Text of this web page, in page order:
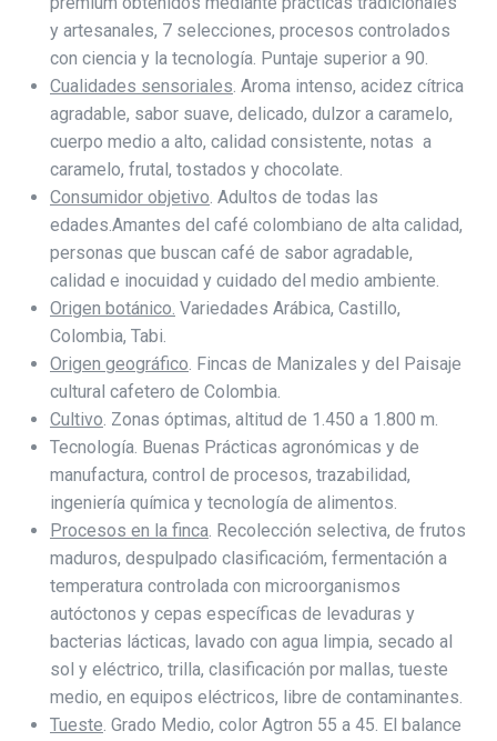
y artesanales, 7 selecciones, procesos controlados
con ciencia y la tecnología. Puntaje superior a 90.
Cualidades sensoriales. Aroma intenso, acidez cítrica
agradable, sabor suave, delicado, dulzor a caramelo,
cuerpo medio a alto, calidad consistente, notas a
caramelo, frutal, tostados y chocolate.
Consumidor objetivo. Adultos de todas las
edades.Amantes del café colombiano de alta calidad,
personas que buscan café de sabor agradable,
calidad e inocuidad y cuidado del medio ambiente.
Origen botánico. Variedades Arábica, Castillo,
Colombia, Tabi.
Origen geográfico. Fincas de Manizales y del Paisaje
cultural cafetero de Colombia.
Cultivo. Zonas óptimas, altitud de 1.450 a 1.800 m.
Tecnología. Buenas Prácticas agronómicas y de
manufactura, control de procesos, trazabilidad,
ingeniería química y tecnología de alimentos.
Procesos en la finca. Recolección selectiva, de frutos
maduros, despulpado clasificacióm, fermentación a
temperatura controlada con microorganismos
autóctonos y cepas específicas de levaduras y
bacterias lácticas, lavado con agua limpia, secado al
sol y eléctrico, trilla, clasificación por mallas, tueste
medio, en equipos eléctricos, libre de contaminantes.
Tueste. Grado Medio, color Agtron 55 a 45. El balance